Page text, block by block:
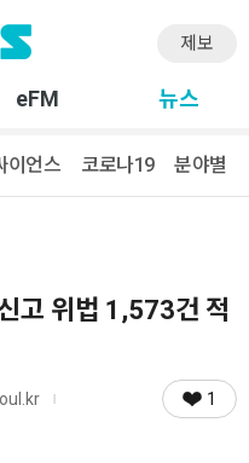
제보
eFM 뉴스
이언스 코로나19 분야별
고 위법 1,573건 적
1